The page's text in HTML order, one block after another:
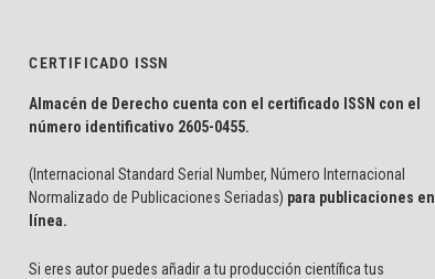
CERTIFICADO ISSN
Almacén de Derecho cuenta con el certificado ISSN con el
número identificativo 2605-0455.
(Internacional Standard Serial Number, Número Internacional
Normalizado de Publicaciones Seriadas) para publicaciones en
línea.
Si eres autor puedes añadir a tu producción científica tus